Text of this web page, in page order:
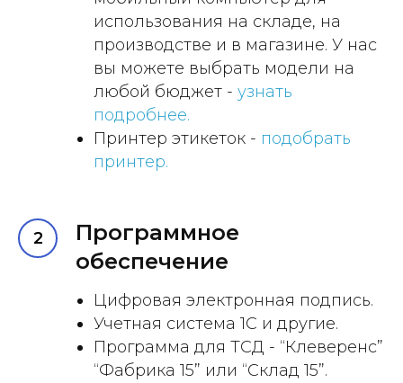
использования на складе, на
производстве и в магазине. У нас
вы можете выбрать модели на
любой бюджет - узнать
подробнее.
Принтер этикеток - подобрать
принтер.
Программное
обеспечение
Цифровая электронная подпись.
Учетная система 1С и другие.
Программа для ТСД - “Клеверенс”
“Фабрика 15” или “Склад 15”.